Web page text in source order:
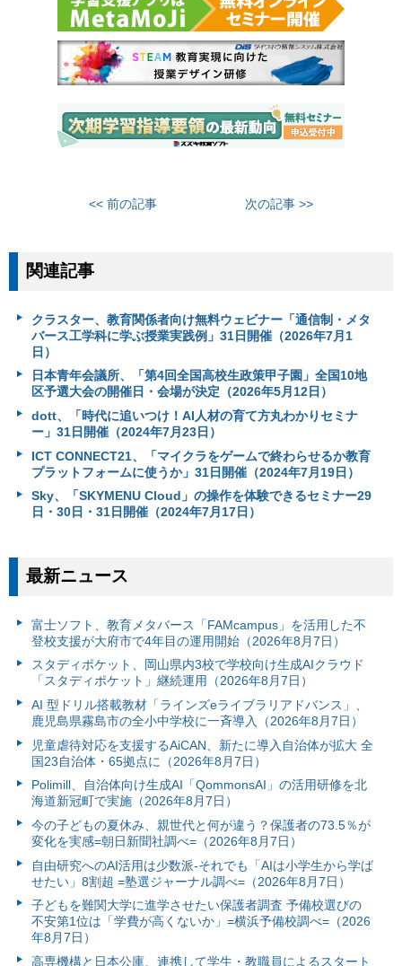
<< 前の記事 次の記事 >>
関連記事
クラスター、教育関係者向け無料ウェビナー「通信制・メタ
バース工学科に学ぶ授業実践例」31日開催（2026年7月1
日）
日本青年会議所、「第4回全国高校生政策甲子園」全国10地
区予選大会の開催日・会場が決定（2026年5月12日）
dott、「時代に追いつけ！AI人材の育て方丸わかりセミナ
ー」31日開催（2024年7月23日）
ICT CONNECT21、「マイクラをゲームで終わらせるか教育
プラットフォームに使うか」31日開催（2024年7月19日）
Sky、「SKYMENU Cloud」の操作を体験できるセミナー29
日・30日・31日開催（2024年7月17日）
最新ニュース
富⼠ソフト、教育メタバース「FAMcampus」を活用した不
登校支援が大府市で4年目の運用開始（2026年8月7日）
スタディポケット、岡山県内3校で学校向け生成AIクラウド
「スタディポケット」継続運用（2026年8月7日）
AI 型ドリル搭載教材「ラインズeライブラリアドバンス」、
鹿児島県霧島市の全小中学校に一斉導入（2026年8月7日）
児童虐待対応を支援するAiCAN、新たに導入自治体が拡大 全
国23自治体・65拠点に（2026年8月7日）
Polimill、自治体向け生成AI「QommonsAI」の活用研修を北
海道新冠町で実施（2026年8月7日）
今の子どもの夏休み、親世代と何が違う？保護者の73.5％が
変化を実感=朝日新聞社調べ=（2026年8月7日）
自由研究へのAI活用は少数派-それでも「AIは小学生から学ば
せたい」8割超 =塾選ジャーナル調べ=（2026年8月7日）
子どもを難関大学に進学させたい保護者調査 予備校選びの
不安第1位は「学費が高くないか」=横浜予備校調べ=（2026
年8月7日）
高専機構と日本公庫、連携して学生・教職員によるスタート